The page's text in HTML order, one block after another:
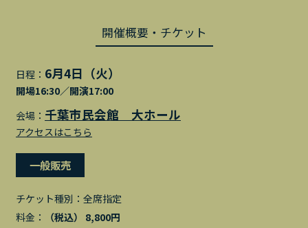
開催概要・チケット
日程： 6月4日（火）
開場16:30／開演17:00
会場： 千葉市民会館 大ホール
アクセスはこちら
一般販売
チケット種別： 全席指定
料金：
（税込） 8,800円